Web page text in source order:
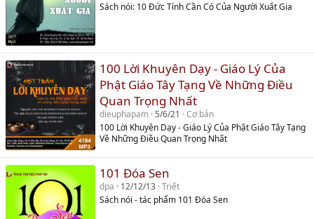
Sách nói: 10 Đức Tính Cần Có Của Người Xuất Gia
100 Lời Khuyên Dạy - Giáo Lý Của
Phật Giáo Tây Tạng Về Những Điều
Quan Trọng Nhất
dieuphapam 5/6/21
Cơ bản
100 Lời Khuyên Dạy - Giáo Lý Của Phật Giáo Tây Tạng
Về Những Điều Quan Trọng Nhất
101 Đóa Sen
dpa 12/12/13 Triết
Sách nói - tác phẩm 101 Đóa Sen